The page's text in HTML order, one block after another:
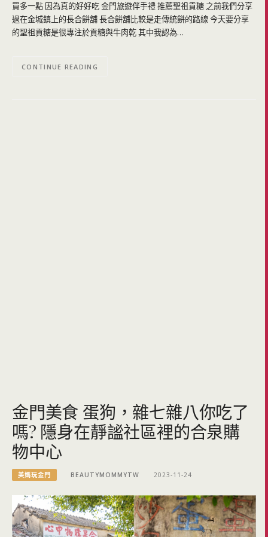
買多一點 因為真的好好吃 金門旅遊伴手禮 推薦聖祖貢糖 之前我們分享
過在金城鎮上的長合餅舖 長合餅舖比較是走傳統餅的路線 今天要分享
的聖祖貢糖是很專注於貢糖與牛肉乾 其中我認為…
CONTINUE READING
金門美食 蛋狗，雜七雜八你吃了
嗎? 隱身在靜謐社區裡的合泉購
物中心
美媽玩金門 BEAUTYMOMMYTW 2023-11-24